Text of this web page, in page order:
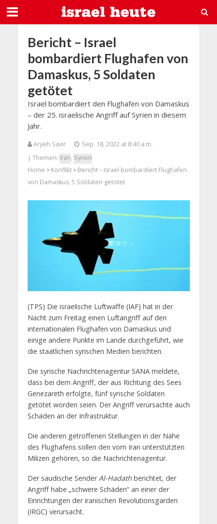
Bericht – Israel
bombardiert Flughafen von
Damaskus, 5 Soldaten
getötet
Israel bombardiert den Flughafen von Damaskus
– der 25. israelische Angriff auf Syrien in diesem
Jahr.
Aryeh Savir
Sep. 18, 2022 at 8:40 a.m.
| Themen: Iran, Syrien
Home > Konflikt> Bericht – Israel bombardiert Flughafen
von Damaskus, 5 Soldaten getötet
(TPS) Die israelische Luftwaffe (IAF) hat in der
Nacht zum Freitag einen Luftangriff auf den
internationalen Flughafen von Damaskus und
einige andere Punkte im Lande durchgeführt, wie
die staatlichen syrischen Medien berichten.
Die syrische Nachrichtenagentur SANA meldete,
dass bei dem Angriff, der aus Richtung des Sees
Genezareth erfolgte, fünf syrische Soldaten
getötet worden seien. Der Angriff verursachte auch
Schäden an der Infrastruktur.
Die anderen getroffenen Stellungen in der Nähe
des Flughafens sollen den vom Iran unterstützten
Milizen gehören, so die Nachrichtenagentur.
Der saudische SenderAl-Hadathberichtet, der
Angriff habe „schwere Schäden“ an einer der
Einrichtungen der iranischen Revolutionsgarden
(IRGC) verursacht.